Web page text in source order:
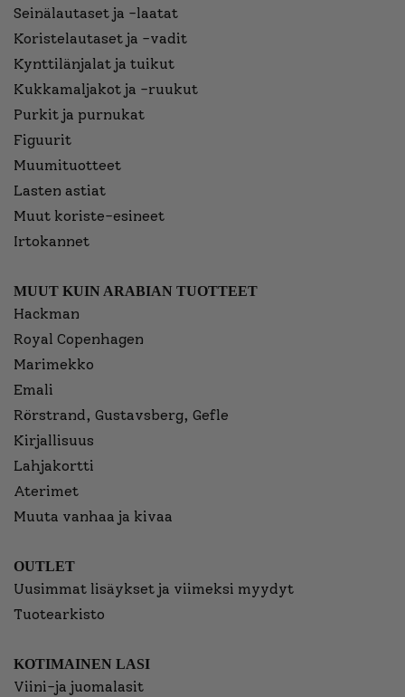
Seinälautaset ja -laatat
Koristelautaset ja -vadit
Kynttilänjalat ja tuikut
Kukkamaljakot ja -ruukut
Purkit ja purnukat
Figuurit
Muumituotteet
Lasten astiat
Muut koriste-esineet
Irtokannet
MUUT KUIN ARABIAN TUOTTEET
Hackman
Royal Copenhagen
Marimekko
Emali
Rörstrand, Gustavsberg, Gefle
Kirjallisuus
Lahjakortti
Aterimet
Muuta vanhaa ja kivaa
OUTLET
Uusimmat lisäykset ja viimeksi myydyt
Tuotearkisto
KOTIMAINEN LASI
Viini-ja juomalasit